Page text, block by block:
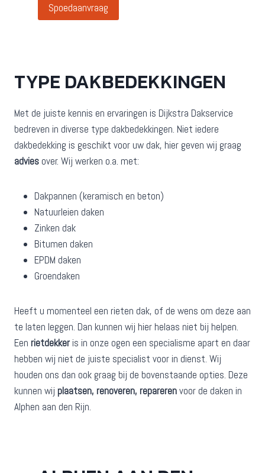
Spoedaanvraag
TYPE DAKBEDEKKINGEN
Met de juiste kennis en ervaringen is Dijkstra Dakservice
bedreven in diverse type dakbedekkingen. Niet iedere
dakbedekking is geschikt voor uw dak, hier geven wij graag
advies over. Wij werken o.a. met:
Dakpannen (keramisch en beton)
Natuurleien daken
Zinken dak
Bitumen daken
EPDM daken
Groendaken
Heeft u momenteel een rieten dak, of de wens om deze aan
te laten leggen. Dan kunnen wij hier helaas niet bij helpen.
Een rietdekker is in onze ogen een specialisme apart en daar
hebben wij niet de juiste specialist voor in dienst. Wij
houden ons dan ook graag bij de bovenstaande opties. Deze
kunnen wij plaatsen, renoveren, reparerenvoor de daken in
Alphen aan den Rijn.